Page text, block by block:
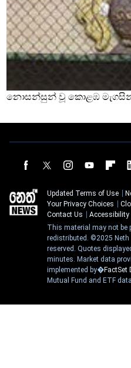
නොසන්සුන් වූ කොළඹ මැගසින්
Updated Terms of Use
Your Privacy Choices
Contact Us
Accessibility
This material may not be
redistributed. ©2025 Neth
reserved. Quotes
minutes. Market data
implemented by�FactSet
Mutual Fund and ETF